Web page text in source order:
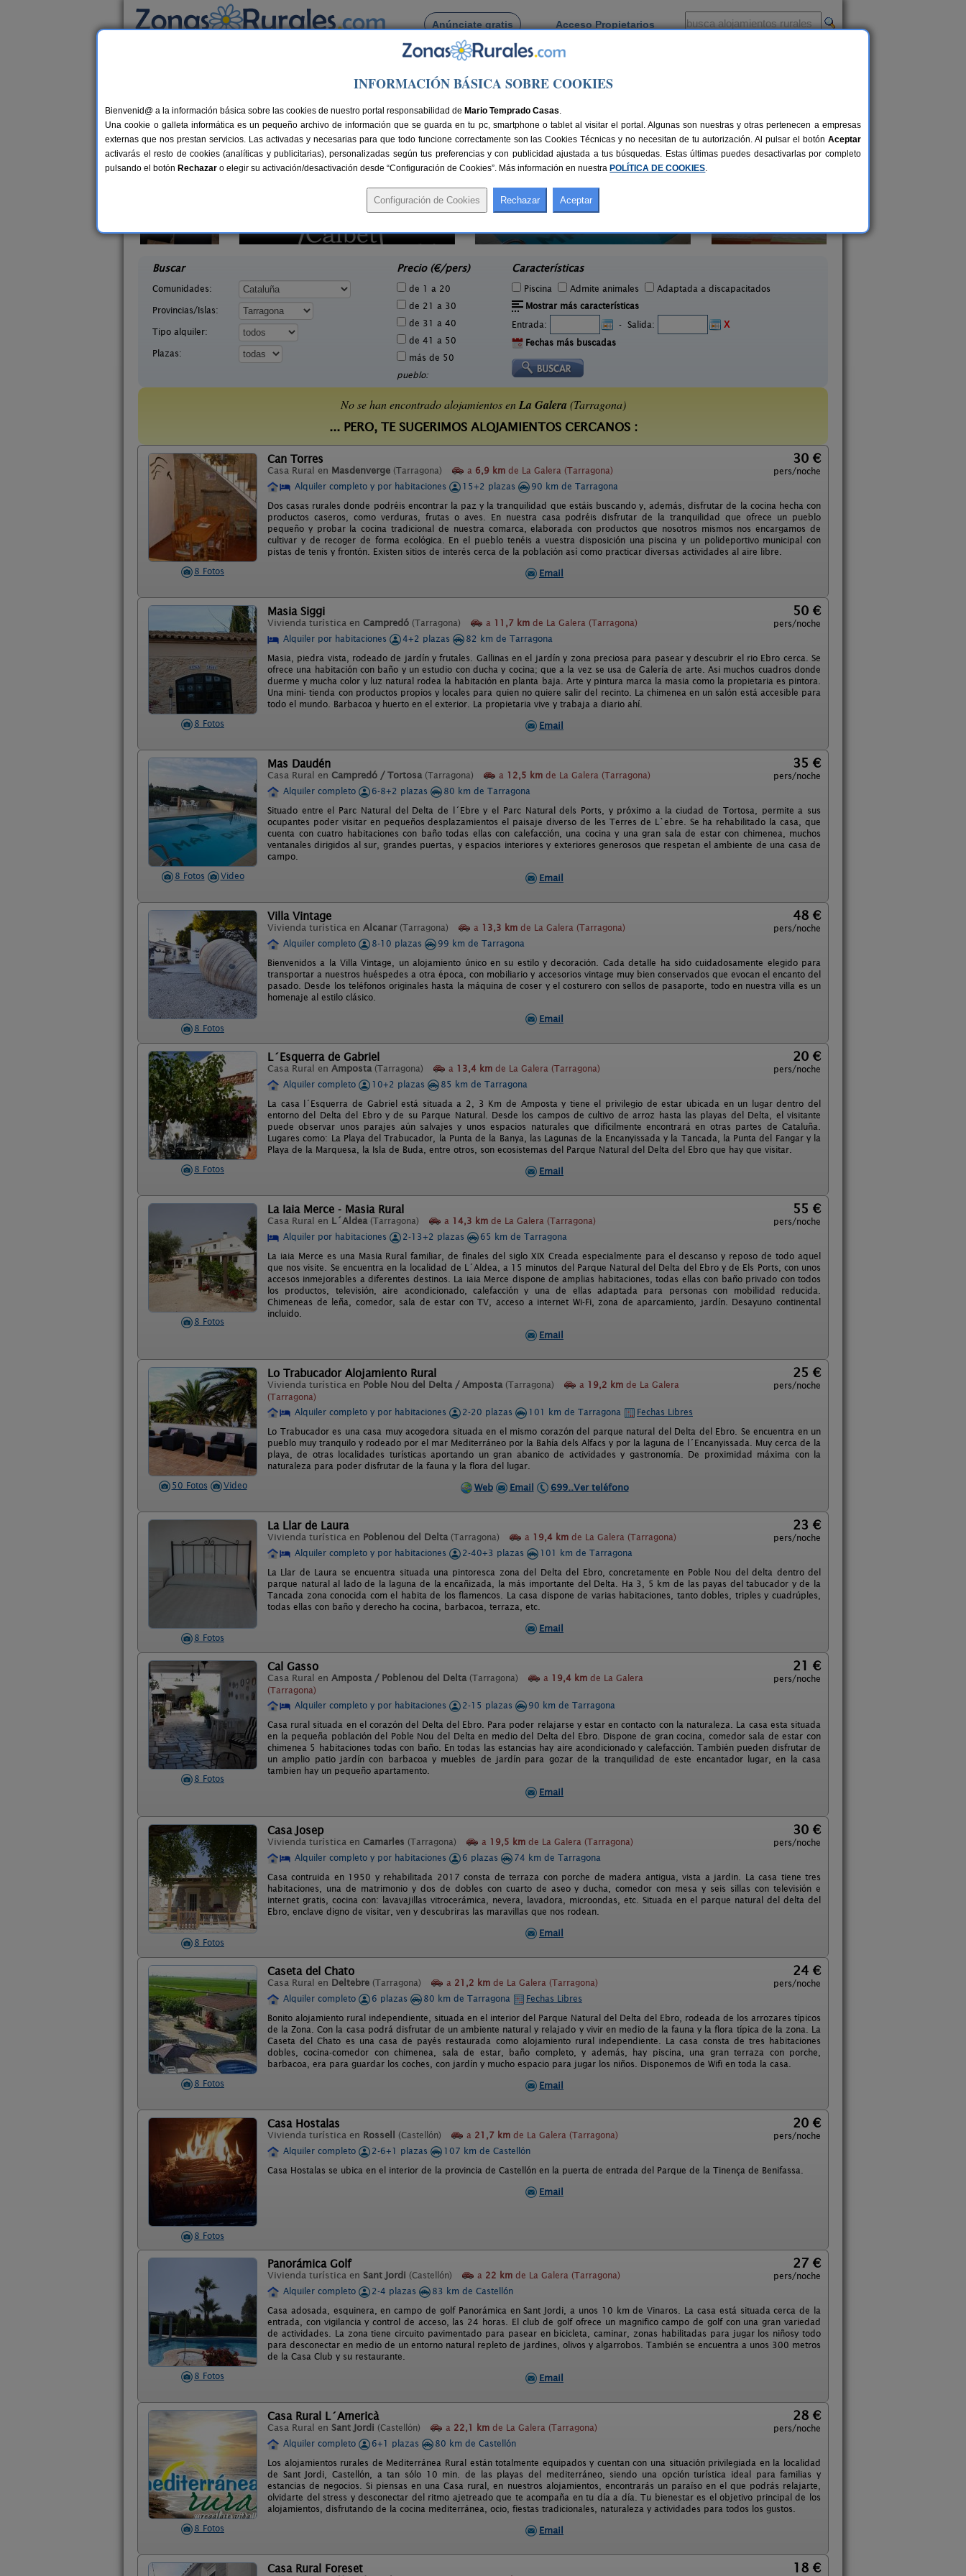
Anúnciate gratis Acceso Propietarios
Busca por pueblo
Casas Rurales cerca de La Galera
25 €
Mas Daudén
Buscar
Comunidades:
Provincias/Islas:
Tipo alquiler:
Plazas:
Precio (€/pers)
de 1 a 20
de 21 a 30
de 31 a 40
de 41 a 50
más de 50
pueblo:
Características
Piscina Admite animales
Adaptada a discapacitados
Mostrar más características
Entrada:
- Salida:
X
Fechas más buscadas
No se han encontrado alojamientos enLa Galera (Tarragona)
... PERO, TE SUGERIMOS ALOJAMIENTOS CERCANOS :
8 Fotos
Can Torres
Casa Rural en Masdenverge (Tarragona) a 6,9 km de La Galera (Tarragona)
30 €
pers/noche
Alquiler completo y por habitaciones
15+2 plazas
90 km de Tarragona
Dos casas rurales donde podréis encontrar la paz y la tranquilidad que estáis buscando y, además, disfrutar de la cocina hecha con
productos caseros, como verduras, frutas o aves. En nuestra casa podréis disfrutar de la tranquilidad que ofrece un pueblo
pequeño y probar la cocina tradicional de nuestra comarca, elaborada con productos que nosotros mismos nos encargamos de
cultivar y de recoger de forma ecológica. En el pueblo tenéis a vuestra disposición una piscina y un polideportivo municipal con
pistas de tenis y frontón. Existen sitios de interés cerca de la población así como practicar diversas actividades al aire libre.
Email
8 Fotos
Masia Siggi
Vivienda turística en Campredó (Tarragona) a 11,7 km de La Galera (Tarragona)
50 €
pers/noche
Alquiler por habitaciones
4+2 plazas
82 km de Tarragona
Masia, piedra vista, rodeado de jardín y frutales. Gallinas en el jardín y zona preciosa para pasear y descubrir el rio Ebro cerca. Se
ofrece una habitación con baño y un estudio con ducha y cocina; que a la vez se usa de Galería de arte. Asi muchos cuadros donde
duerme y mucha color y luz natural rodea la habitación en planta baja. Arte y pintura marca la masia como la propietaria es pintora.
Una mini- tienda con productos propios y locales para quien no quiere salir del recinto. La chimenea en un salón está accesible para
todo el mundo. Barbacoa y huerto en el exterior. La propietaria vive y trabaja a diario ahí.
Email
8 Fotos Video
Mas Daudén
Casa Rural en Campredó / Tortosa (Tarragona) a 12,5 km de La Galera (Tarragona)
35 €
pers/noche
Alquiler completo
6-8+2 plazas
80 km de Tarragona
Situado entre el Parc Natural del Delta de l´Ebre y el Parc Natural dels Ports, y próximo a la ciudad de Tortosa, permite a sus
ocupantes poder visitar en pequeños desplazamientos el paisaje diverso de les Terres de L`ebre. Se ha rehabilitado la casa, que
cuenta con cuatro habitaciones con baño todas ellas con calefacción, una cocina y una gran sala de estar con chimenea, muchos
ventanales dirigidos al sur, grandes puertas, y espacios interiores y exteriores generosos que respetan el ambiente de una casa de
campo.
Email
8 Fotos
Villa Vintage
Vivienda turística en Alcanar (Tarragona) a 13,3 km de La Galera (Tarragona)
48 €
pers/noche
Alquiler completo
8-10 plazas
99 km de Tarragona
Bienvenidos a la Villa Vintage, un alojamiento único en su estilo y decoración. Cada detalle ha sido cuidadosamente elegido para
transportar a nuestros huéspedes a otra época, con mobiliario y accesorios vintage muy bien conservados que evocan el encanto del
pasado. Desde los teléfonos originales hasta la máquina de coser y el costurero con sellos de pasaporte, todo en nuestra villa es un
homenaje al estilo clásico.
Email
8 Fotos
L´Esquerra de Gabriel
Casa Rural en Amposta (Tarragona) a 13,4 km de La Galera (Tarragona)
20 €
pers/noche
Alquiler completo
10+2 plazas
85 km de Tarragona
La casa l´Esquerra de Gabriel está situada a 2, 3 Km de Amposta y tiene el privilegio de estar ubicada en un lugar dentro del
entorno del Delta del Ebro y de su Parque Natural. Desde los campos de cultivo de arroz hasta las playas del Delta, el visitante
puede observar unos parajes aún salvajes y unos espacios naturales que difícilmente encontrará en otras partes de Cataluña.
Lugares como: La Playa del Trabucador, la Punta de la Banya, las Lagunas de la Encanyissada y la Tancada, la Punta del Fangar y la
Playa de la Marquesa, la Isla de Buda, entre otros, son ecosistemas del Parque Natural del Delta del Ebro que hay que visitar.
Email
8 Fotos
La Iaia Merce - Masia Rural
Casa Rural en L´Aldea (Tarragona) a 14,3 km de La Galera (Tarragona)
55 €
pers/noche
Alquiler por habitaciones
2-13+2 plazas
65 km de Tarragona
La iaia Merce es una Masia Rural familiar, de finales del siglo XIX Creada especialmente para el descanso y reposo de todo aquel
que nos visite. Se encuentra en la localidad de L´Aldea, a 15 minutos del Parque Natural del Delta del Ebro y de Els Ports, con unos
accesos inmejorables a diferentes destinos. La iaia Merce dispone de amplias habitaciones, todas ellas con baño privado con todos
los productos, televisión, aire acondicionado, calefacción y una de ellas adaptada para personas con mobilidad reducida.
Chimeneas de leña, comedor, sala de estar con TV, acceso a internet Wi-Fi, zona de aparcamiento, jardín. Desayuno continental
incluido.
Email
50 Fotos Video
Lo Trabucador Alojamiento Rural
Vivienda turística en Poble Nou del Delta / Amposta (Tarragona) a 19,2 km de La Galera
(Tarragona)
25 €
pers/noche
Alquiler completo y por habitaciones 2-20 plazas 101 km de Tarragona
Fechas Libres
Lo Trabucador es una casa muy acogedora situada en el mismo corazón del parque natural del Delta del Ebro. Se encuentra en un
pueblo muy tranquilo y rodeado por el mar Mediterráneo por la Bahía dels Alfacs y por la laguna de l´Encanyissada. Muy cerca de la
playa, de otras localidades turísticas aportando un gran abanico de actividades y gastronomía. De proximidad máxima con la
naturaleza para poder disfrutar de la fauna y la flora del lugar.
Web
Email 699..Ver teléfono
8 Fotos
La Llar de Laura
Vivienda turística en Poblenou del Delta (Tarragona) a 19,4 km de La Galera (Tarragona)
23 €
pers/noche
Alquiler completo y por habitaciones
2-40+3 plazas
101 km de Tarragona
La Llar de Laura se encuentra situada una pintoresca zona del Delta del Ebro, concretamente en Poble Nou del delta dentro del
parque natural al lado de la laguna de la encañizada, la más importante del Delta. Ha 3, 5 km de las payas del tabucador y de la
Tancada zona conocida com el habita de los flamencos. La casa dispone de varias habitaciones, tanto dobles, triples y cuadrúples,
todas ellas con baño y derecho ha cocina, barbacoa, terraza, etc.
Email
8 Fotos
Cal Gasso
Casa Rural en Amposta / Poblenou del Delta (Tarragona) a 19,4 km de La Galera
(Tarragona)
21 €
pers/noche
Alquiler completo y por habitaciones 2-15 plazas
90 km de Tarragona
Casa rural situada en el corazón del Delta del Ebro. Para poder relajarse y estar en contacto con la naturaleza. La casa esta situada
en la pequeña población del Poble Nou del Delta en medio del Delta del Ebro. Dispone de gran cocina, comedor sala de estar con
chimenea 5 habitaciones todas con baño. En todas las estancias hay aire acondicionado y calefacción. También pueden disfrutar de
un amplio patio jardín con barbacoa y muebles de jardín para gozar de la tranquilidad de este encantador lugar, en la casa
tambien hay un pequeño apartamento.
Email
8 Fotos
Casa Josep
Vivienda turística en Camarles (Tarragona) a 19,5 km de La Galera (Tarragona)
30 €
pers/noche
Alquiler completo y por habitaciones
6 plazas
74 km de Tarragona
Casa contruida en 1950 y rehabilitada 2017 consta de terraza con porche de madera antigua, vista a jardin. La casa tiene tres
habitaciones, una de matrimonio y dos de dobles con cuarto de aseo y ducha, comedor con mesa y seis sillas con televisión e
internet gratis, cocina con: lavavajillas vitrocerámica, nevera, lavadora, microondas, etc. Situada en el parque natural del delta del
Ebro, enclave digno de visitar, ven y descubriras las maravillas que nos rodean.
Email
8 Fotos
Caseta del Chato
Casa Rural en Deltebre (Tarragona) a 21,2 km de La Galera (Tarragona)
24 €
pers/noche
Alquiler completo
6 plazas 80 km de Tarragona
Fechas Libres
Bonito alojamiento rural independiente, situada en el interior del Parque Natural del Delta del Ebro, rodeada de los arrozares típicos
de la Zona. Con la casa podrá disfrutar de un ambiente natural y relajado y vivir en medio de la fauna y la flora típica de la zona. La
Caseta del Chato es una casa de payés restaurada como alojamiento rural independiente. La casa consta de tres habitaciones
dobles, cocina-comedor con chimenea, sala de estar, baño completo, y además, hay piscina, una gran terraza con porche,
barbacoa, era para guardar los coches, con jardín y mucho espacio para jugar los niños. Disponemos de Wifi en toda la casa.
Email
8 Fotos
Casa Hostalas
Vivienda turística en Rossell (Castellón) a 21,7 km de La Galera (Tarragona)
20 €
pers/noche
Alquiler completo
2-6+1 plazas
107 km de Castellón
Casa Hostalas se ubica en el interior de la provincia de Castellón en la puerta de entrada del Parque de la Tinença de Benifassa.
Email
8 Fotos
Panorámica Golf
Vivienda turística en Sant Jordi (Castellón) a 22 km de La Galera (Tarragona)
27 €
pers/noche
Alquiler completo
2-4 plazas
83 km de Castellón
Casa adosada, esquinera, en campo de golf Panorámica en Sant Jordi, a unos 10 km de Vinaros. La casa está situada cerca de la
entrada, con vigilancia y control de acceso, las 24 horas. El club de golf ofrece un magnifico campo de golf con una gran variedad
de actividades. La zona tiene circuito pavimentado para pasear en bicicleta, caminar, zonas habilitadas para jugar los niñosy todo
para desconectar en medio de un entorno natural repleto de jardines, olivos y algarrobos. También se encuentra a unos 300 metros
de la Casa Club y su restaurante.
Email
8 Fotos
Casa Rural L´Americà
Casa Rural en Sant Jordi (Castellón) a 22,1 km de La Galera (Tarragona)
28 €
pers/noche
Alquiler completo
6+1 plazas
80 km de Castellón
Los alojamientos rurales de Mediterránea Rural están totalmente equipados y cuentan con una situación privilegiada en la localidad
de Sant Jordi, Castellón, a tan sólo 10 min. de las playas del mediterráneo, siendo una opción turística ideal para familias y
estancias de negocios. Si piensas en una Casa rural, en nuestros alojamientos, encontrarás un paraíso en el que podrás relajarte,
olvidarte del stress y desconectar del ritmo ajetreado que te acompaña en tu día a día. Tu bienestar es el objetivo principal de los
alojamientos, disfrutando de la cocina mediterránea, ocio, fiestas tradicionales, naturaleza y actividades para todos los gustos.
Email
Casa Rural Foreset 18 €
INFORMACIÓN BÁSICA SOBRE COOKIES
Bienvenid@ a la información básica sobre las cookies de nuestro portal responsabilidad de Mario Temprado Casas.
Una cookie o galleta informática es un pequeño archivo de información que se guarda en tu pc, smartphone o tablet al visitar el portal. Algunas son nuestras y otras pertenecen a empresas
externas que nos prestan servicios. Las activadas y necesarias para que todo funcione correctamente son las Cookies Técnicas y no necesitan de tu autorización. Al pulsar el botón Aceptar
activarás el resto de cookies (analíticas y publicitarias), personalizadas según tus preferencias y con publicidad ajustada a tus búsquedas. Estas últimas puedes desactivarlas por completo
pulsando el botón Rechazar o elegir su activación/desactivación desde “Configuración de Cookies”. Más información en nuestra POLÍTICA DE COOKIES.